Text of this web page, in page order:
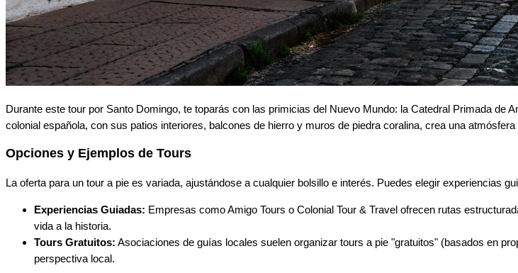
Durante este tour por Santo Domingo, te toparás con las primicias del Nuevo Mundo: la Catedral Primada
colonial española, con sus patios interiores, balcones de hierro y muros de piedra coralina, crea una
Opciones y Ejemplos de Tours
La oferta para un tour a pie es variada, ajustándose a cualquier bolsillo e interés. Puedes elegir experiencias
Experiencias Guiadas: Empresas como Amigo Tours o Colonial Tour & Travel ofrecen rutas
vida a la historia.
Tours Gratuitos: Asociaciones de guías locales suelen organizar tours a pie "gratuitos" (basados en
perspectiva local.